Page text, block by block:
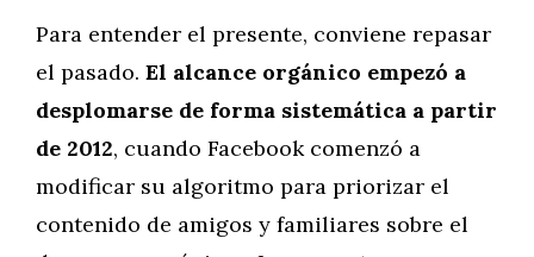
Para entender el presente, conviene repasar
el pasado. El alcance orgánico empezó a
desplomarse de forma sistemática a partir
de 2012, cuando Facebook comenzó a
modificar su algoritmo para priorizar el
contenido de amigos y familiares sobre el